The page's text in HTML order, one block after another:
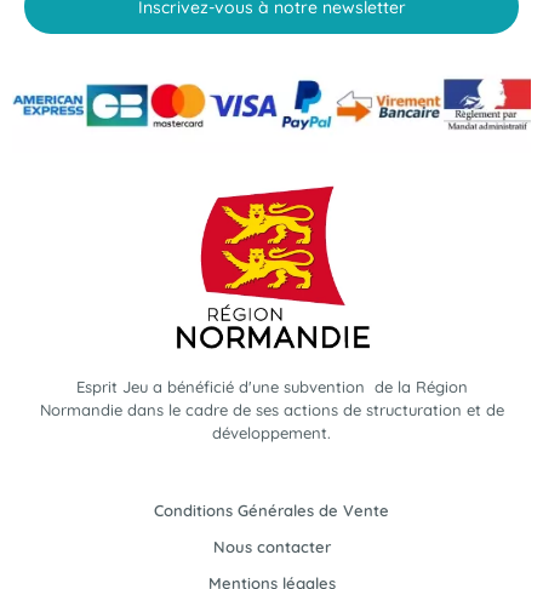
Inscrivez-vous à notre newsletter
Esprit Jeu a bénéficié d'une subvention de la Région
Normandie dans le cadre de ses actions de structuration et de
développement.
Conditions Générales de Vente
Nous contacter
Mentions légales